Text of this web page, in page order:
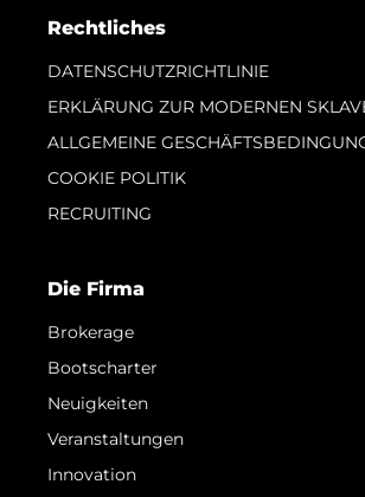
Rechtliches
DATENSCHUTZRICHTLINIE
ERKLÄRUNG ZUR MODERNEN
ALLGEMEINE
COOKIE POLITIK
RECRUITING
Die Firma
Brokerage
Bootscharter
Neuigkeiten
Veranstaltungen
Innovation